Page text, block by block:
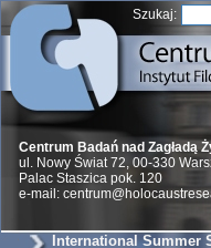
Szukaj:
Centrum Badań nad Zagładą
ul. Nowy Świat 72, 00-330
Palac Staszica pok. 120
e-mail:
International Summer